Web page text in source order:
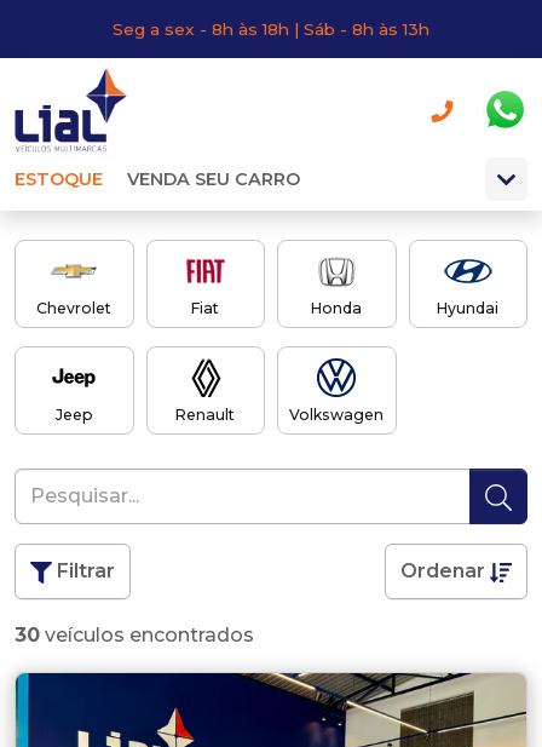
Seg a sex - 8h às 18h | Sáb - 8h às 13h
ESTOQUE VENDA SEU CARRO
Chevrolet Fiat Honda Hyundai
Jeep Renault Volkswagen
Filtrar Ordenar
30 veículos encontrados